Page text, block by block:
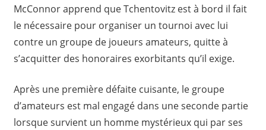
McConnor apprend que Tchentovitz est à bord il fait
le nécessaire pour organiser un tournoi avec lui
contre un groupe de joueurs amateurs, quitte à
s’acquitter des honoraires exorbitants qu’il exige.
Après une première défaite cuisante, le groupe
d’amateurs est mal engagé dans une seconde partie
lorsque survient un homme mystérieux qui par ses